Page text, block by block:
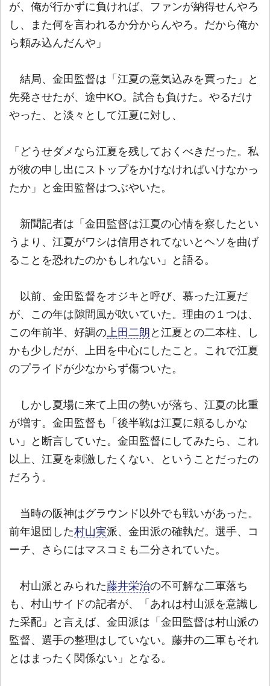
が、俺が行かずに負ければ、ファンが納得せんやろ
し、また何を言われるか分からんやろ。だから俺か
ら頼み込んだんや」
結局、金田監督は「江夏の意気込みを買った」と
先発させたが、途中KO。試合も負けた。やるだけ
やった、と淡々として江夏に対し、
「どうせダメなら江夏を残しておくべきだった。私
が彼の申し出にストップをかけなければいけなかっ
たか」と金田監督はつぶやいた。
新聞記者は「金田監督は江夏の心情を察したとい
うより、江夏がワシは信用されてないとヘソを曲げ
ることを恐れたのかもしれない」と語る。
以前、金田監督をオジキと呼び、慕った江夏だ
が、この年は隙間風が吹いていた。理由の１つは、
この年前半、好調の上田二朗 と江夏との二本柱、し
かも少しだが、上田を中心にしたこと。これで江夏
のプライドが少なからず傷ついた。
しかし夏場に来て上田の勢いが落ち、江夏の比重
が増す。金田監督も「後半戦は江夏に頼るしかな
い」と断言していた。金田監督にしてみたら、これ
以上、江夏を刺激したくない、ということだったの
だろう。
当時の阪神はグラウンド以外でも戦いがあった。
前年退団した村山実派、金田派の確執だ。選手、コ
ーチ、さらにはマスコミも二分されていた。
村山派とみられた藤井栄治の不可解な二軍落ち
も、村山サイドの記者が、「あれは村山派を意識し
た采配」と言えば、金田派は「金田監督は村山派の
監督、選手の整理はしていない。藤井の二軍もそれ
とはまったく関係ない」となる。